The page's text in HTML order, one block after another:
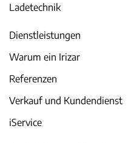
Ladetechnik
Dienstleistungen
Warum ein Irizar
Referenzen
Verkauf und Kundendienst
iService